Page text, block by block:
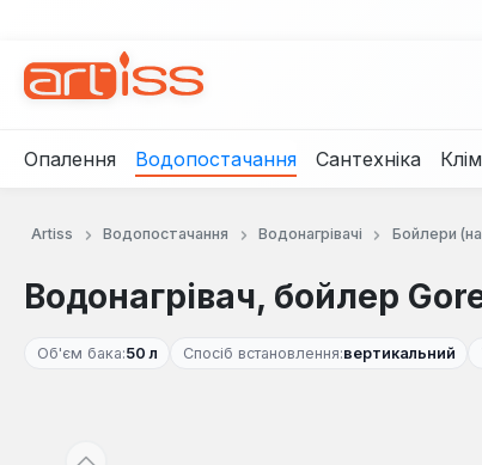
Опалення Водопостачання Сантехніка
Artiss Водопостачання Водонагрівачі Бойлери
Водонагрівач, бойлер
Об'єм бака:50 л Спосіб встановлення:вертикальний